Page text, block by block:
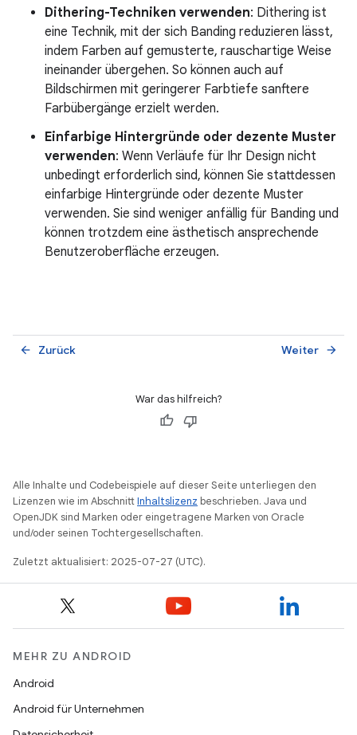
Dithering-Techniken verwenden: Dithering ist
eine Technik, mit der sich Banding reduzieren lässt,
indem Farben auf gemusterte, rauschartige Weise
ineinander übergehen. So können auch auf
Bildschirmen mit geringerer Farbtiefe sanftere
Farbübergänge erzielt werden.
Einfarbige Hintergründe oder dezente Muster
verwenden: Wenn Verläufe für Ihr Design nicht
unbedingt erforderlich sind, können Sie stattdessen
einfarbige Hintergründe oder dezente Muster
verwenden. Sie sind weniger anfällig für Banding und
können trotzdem eine ästhetisch ansprechende
Benutzeroberfläche erzeugen.
Zurück
arrow_back Weiter arrow_forward
War das hilfreich?
Alle Inhalte und Codebeispiele auf dieser Seite unterliegen den
Lizenzen wie im AbschnittInhaltslizenz beschrieben. Java und
OpenJDK sind Marken oder eingetragene Marken von Oracle
und/oder seinen Tochtergesellschaften.
Zuletzt aktualisiert: 2025-07-27 (UTC).
MEHR ZU ANDROID
Android
Android für Unternehmen